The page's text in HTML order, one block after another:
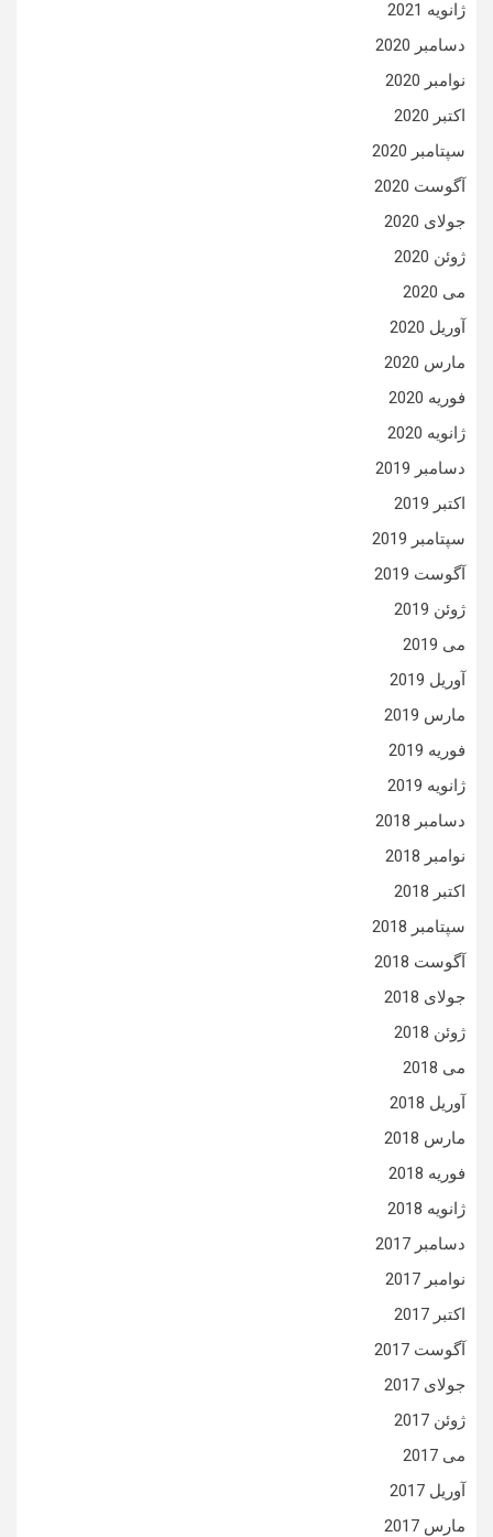
ژانویه 2021
دسامبر 2020
نوامبر 2020
اکتبر 2020
سپتامبر 2020
آگوست 2020
جولای 2020
ژوئن 2020
می 2020
آوریل 2020
مارس 2020
فوریه 2020
ژانویه 2020
دسامبر 2019
اکتبر 2019
سپتامبر 2019
آگوست 2019
ژوئن 2019
می 2019
آوریل 2019
مارس 2019
فوریه 2019
ژانویه 2019
دسامبر 2018
نوامبر 2018
اکتبر 2018
سپتامبر 2018
آگوست 2018
جولای 2018
ژوئن 2018
می 2018
آوریل 2018
مارس 2018
فوریه 2018
ژانویه 2018
دسامبر 2017
نوامبر 2017
اکتبر 2017
آگوست 2017
جولای 2017
ژوئن 2017
می 2017
آوریل 2017
مارس 2017